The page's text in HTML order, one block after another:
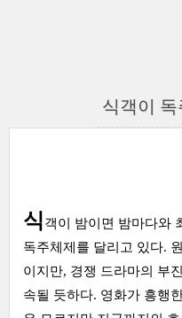
식객이
식 객이 밤이면 밤마다와
독주체제를 달리고 있다.
이지만, 경쟁 드라마의 부
속될 듯하다. 영화가 흥행